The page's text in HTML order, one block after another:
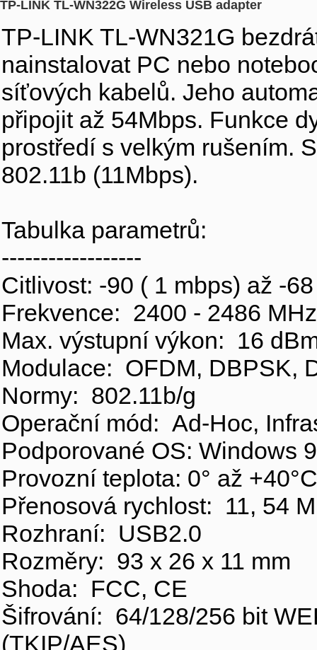
TP-LINK TL-WN322G Wireless USB adapter
TP-LINK TL-WN321G
nainstalovat PC nebo
síťových kabelů. Jeho
připojit až 54Mbps. Funkce
prostředí s velkým rušením.
802.11b (11Mbps).
Tabulka parametrů:
------------------
Citlivost: -90 ( 1 mbps) až -
Frekvence: 2400 - 2486 MHz
Max. výstupní výkon: 16
Modulace: OFDM, DBPSK,
Normy: 802.11b/g
Operační mód: Ad-Hoc,
Podporované OS: Windows
Provozní teplota: 0° až +40°C
Přenosová rychlost: 11, 54
Rozhraní: USB2.0
Rozměry: 93 x 26 x 11 mm
Shoda: FCC, CE
Šifrování: 64/128/256 bit
(TKIP/AES)